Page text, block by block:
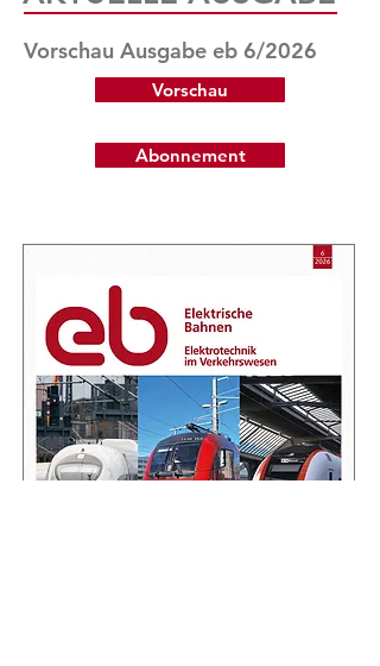
Vorschau Ausgabe eb 6/2026
Vorschau
Abonnement